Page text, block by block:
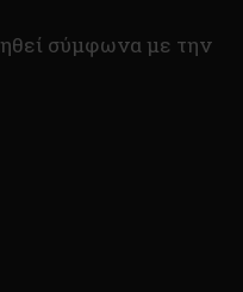
σύμφωνα με την